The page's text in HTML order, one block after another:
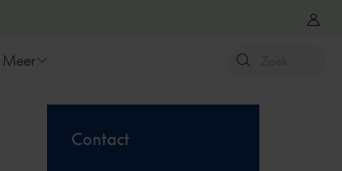
Meer
Contact